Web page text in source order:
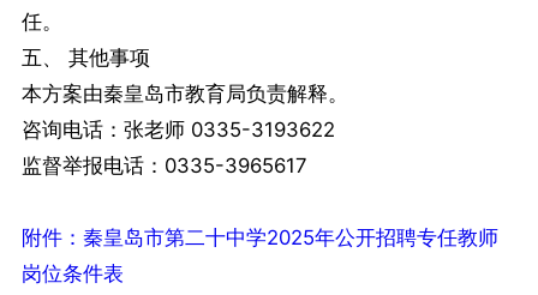
任。
五、 其他事项
本方案由秦皇岛市教育局负责解释。
咨询电话：张老师 0335-3193622
监督举报电话：0335-3965617
附件：秦皇岛市第二十中学2025年公开招聘专任教师
岗位条件表